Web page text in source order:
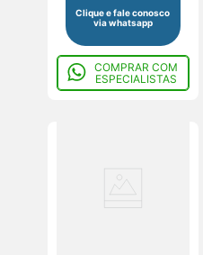
Clique e fale conosco
via whatsapp
COMPRAR COM
ESPECIALISTAS